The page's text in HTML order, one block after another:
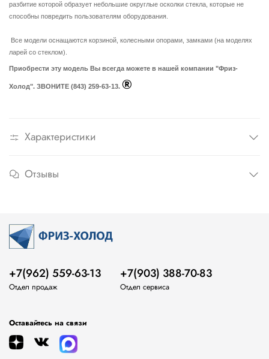
разбитие которой образует небольшие округлые осколки стекла, которые не
способны повредить пользователям оборудования.
Все модели оснащаются корзиной, колесными опорами, замками (на моделях
ларей со стеклом).
Приобрести эту модель Вы всегда можете в нашей компании "Фриз-
Холод". ЗВОНИТЕ (843) 259-63-13. ®
Характеристики
Отзывы
+7(962) 559-63-13
Отдел продаж
+7(903) 388-70-83
Отдел сервиса
Оставайтесь на связи